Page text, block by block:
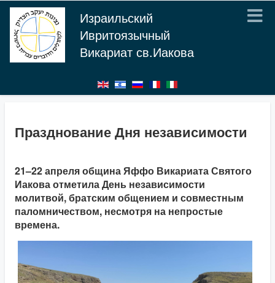
Израильский
Ивритоязычный
Викариат св.Иакова
Празднование Дня независимости
21–22 апреля община Яффо Викариата Святого
Иакова отметила День независимости
молитвой, братским общением и совместным
паломничеством, несмотря на непростые
времена.